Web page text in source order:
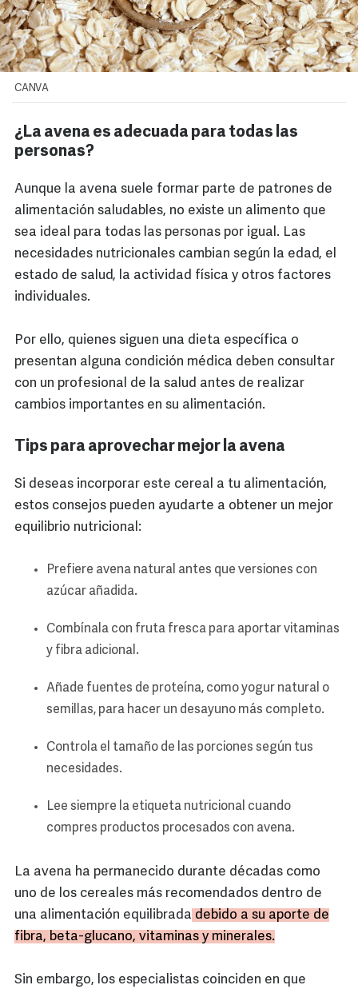
CANVA
¿La avena es adecuada para todas las
personas?
Aunque la avena suele formar parte de patrones de
alimentación saludables, no existe un alimento que
sea ideal para todas las personas por igual. Las
necesidades nutricionales cambian según la edad, el
estado de salud, la actividad física y otros factores
individuales.
Por ello, quienes siguen una dieta específica o
presentan alguna condición médica deben consultar
con un profesional de la salud antes de realizar
cambios importantes en su alimentación.
Tips para aprovechar mejor la avena
Si deseas incorporar este cereal a tu alimentación,
estos consejos pueden ayudarte a obtener un mejor
equilibrio nutricional:
Prefiere avena natural antes que versiones con
azúcar añadida.
Combínala con fruta fresca para aportar vitaminas
y fibra adicional.
Añade fuentes de proteína, como yogur natural o
semillas, para hacer un desayuno más completo.
Controla el tamaño de las porciones según tus
necesidades.
Lee siempre la etiqueta nutricional cuando
compres productos procesados con avena.
La avena ha permanecido durante décadas como
uno de los cereales más recomendados dentro de
una alimentación equilibrada debido a su aporte de
fibra, beta-glucano, vitaminas y minerales.
Sin embargo, los especialistas coinciden en que